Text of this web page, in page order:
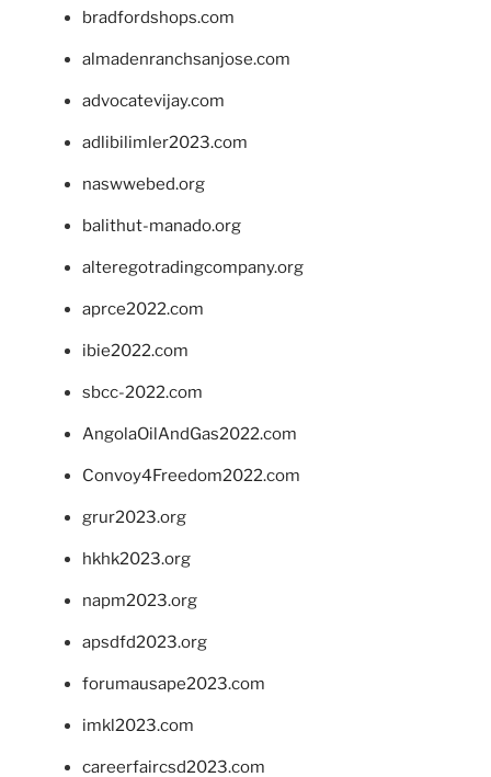
bradfordshops.com
almadenranchsanjose.com
advocatevijay.com
adlibilimler2023.com
naswwebed.org
balithut-manado.org
alteregotradingcompany.org
aprce2022.com
ibie2022.com
sbcc-2022.com
AngolaOilAndGas2022.com
Convoy4Freedom2022.com
grur2023.org
hkhk2023.org
napm2023.org
apsdfd2023.org
forumausape2023.com
imkl2023.com
careerfaircsd2023.com